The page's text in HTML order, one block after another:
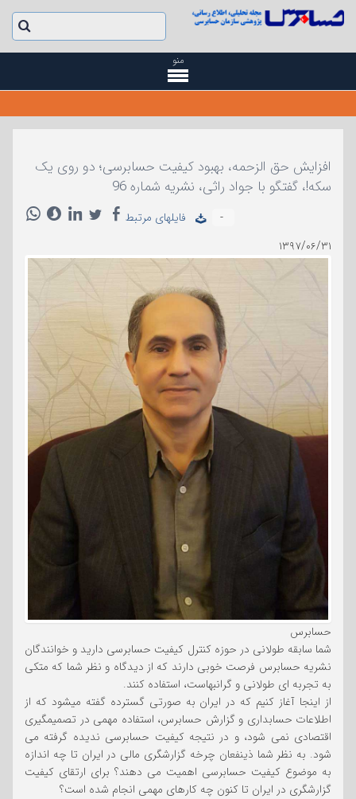
منو
افزایش حق الزحمه، بهبود کیفیت حسابرسی؛ دو روی یک
سکه!، گفتگو با جواد راثی، نشریه شماره 96
-
فایلهای مرتبط
۱۳۹۷/۰۶/۳۱
حسابرس
شما سابقه طولانی در حوزه کنترل کیفیت حسابرسی دارید و خوانندگان
نشریه حسابرس فرصت خوبی دارند که از دیدگاه و نظر شما که متکی
به تجربه ای طولانی و گرانبهاست، استفاده کنند.
از اینجا آغاز کنیم که در ایران به صورتی گسترده گفته میشود که از
اطلاعات حسابداری و گزارش حسابرس، استفاده مهمی در تصمیمگیری
اقتصادی نمی شود، و در نتیجه کیفیت حسابرسی ندیده گرفته می
شود. به نظر شما ذینفعان چرخه گزارشگری مالی در ایران تا چه اندازه
به موضوع کیفیت حسابرسی اهمیت می دهند؟ برای ارتقای کیفیت
گزارشگری در ایران تا کنون چه کارهای مهمی انجام شده است؟